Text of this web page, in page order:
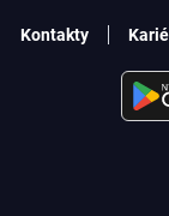
Kontakty